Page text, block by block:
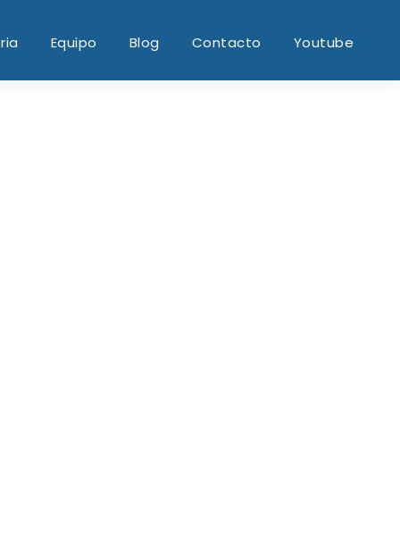
Equipo Blog Contacto Youtube